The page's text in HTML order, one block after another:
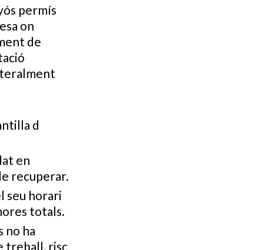
permís
on
de
d
en
recuperar.
seu horari
totals.
no ha
treball, risc